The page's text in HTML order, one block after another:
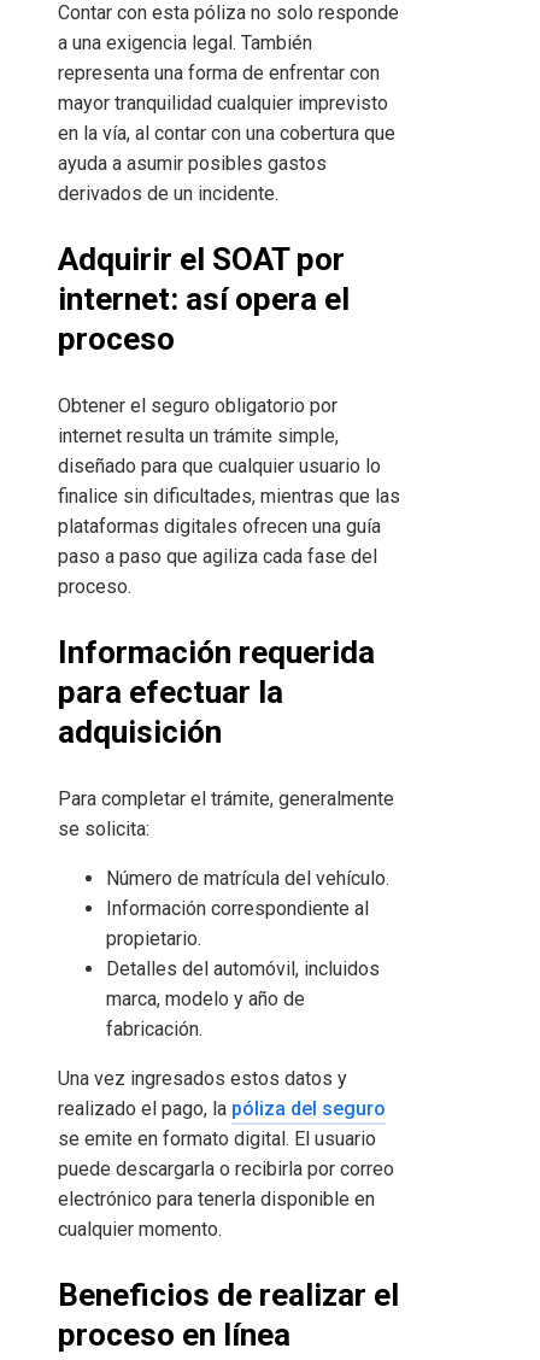
Contar con esta póliza no solo responde
a una exigencia legal. También
representa una forma de enfrentar con
mayor tranquilidad cualquier imprevisto
en la vía, al contar con una cobertura que
ayuda a asumir posibles gastos
derivados de un incidente.
Adquirir el SOAT por
internet: así opera el
proceso
Obtener el seguro obligatorio por
internet resulta un trámite simple,
diseñado para que cualquier usuario lo
finalice sin dificultades, mientras que las
plataformas digitales ofrecen una guía
paso a paso que agiliza cada fase del
proceso.
Información requerida
para efectuar la
adquisición
Para completar el trámite, generalmente
se solicita:
Número de matrícula del vehículo.
Información correspondiente al
propietario.
Detalles del automóvil, incluidos
marca, modelo y año de
fabricación.
Una vez ingresados estos datos y
realizado el pago, la póliza del seguro
se emite en formato digital. El usuario
puede descargarla o recibirla por correo
electrónico para tenerla disponible en
cualquier momento.
Beneficios de realizar el
proceso en línea